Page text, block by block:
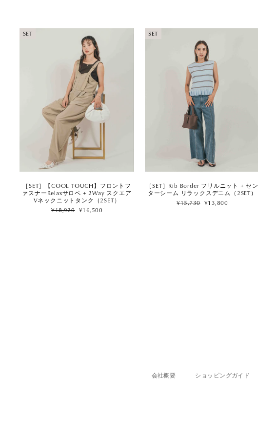
SET
［SET］【COOL TOUCH】フロントフ
ァスナーRelaxサロペ + 2Way スクエア
Vネックニットタンク（2SET）
Regular
¥18,920 Sale
¥16,500
SET
［SET］Rib Border フリルニット + セン
ターシーム リラックスデニム（2SET）
Regular
¥15,730 Sale
¥13,800
会社概要 ショッピングガイド